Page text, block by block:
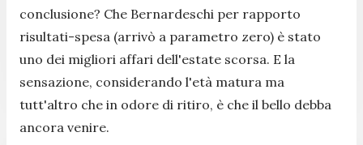
conclusione? Che Bernardeschi per rapporto
risultati-spesa (arrivò a parametro zero) è stato
uno dei migliori affari dell'estate scorsa. E la
sensazione, considerando l'età matura ma
tutt'altro che in odore di ritiro, è che il bello debba
ancora venire.